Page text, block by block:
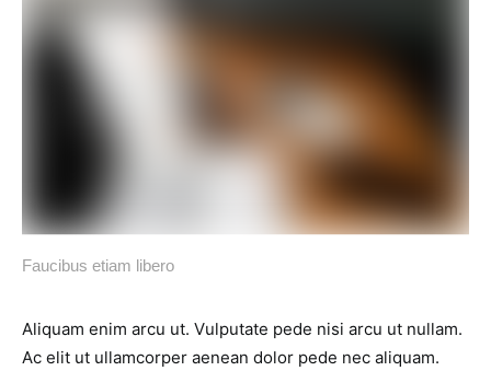
Faucibus etiam libero
Aliquam enim arcu ut. Vulputate pede nisi arcu ut nullam.
Ac elit ut ullamcorper aenean dolor pede nec aliquam.